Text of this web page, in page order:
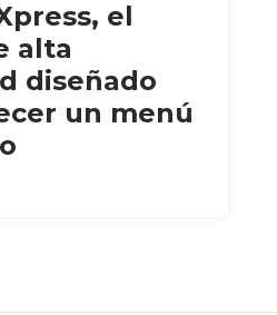
el
alta
diseñado
un menú